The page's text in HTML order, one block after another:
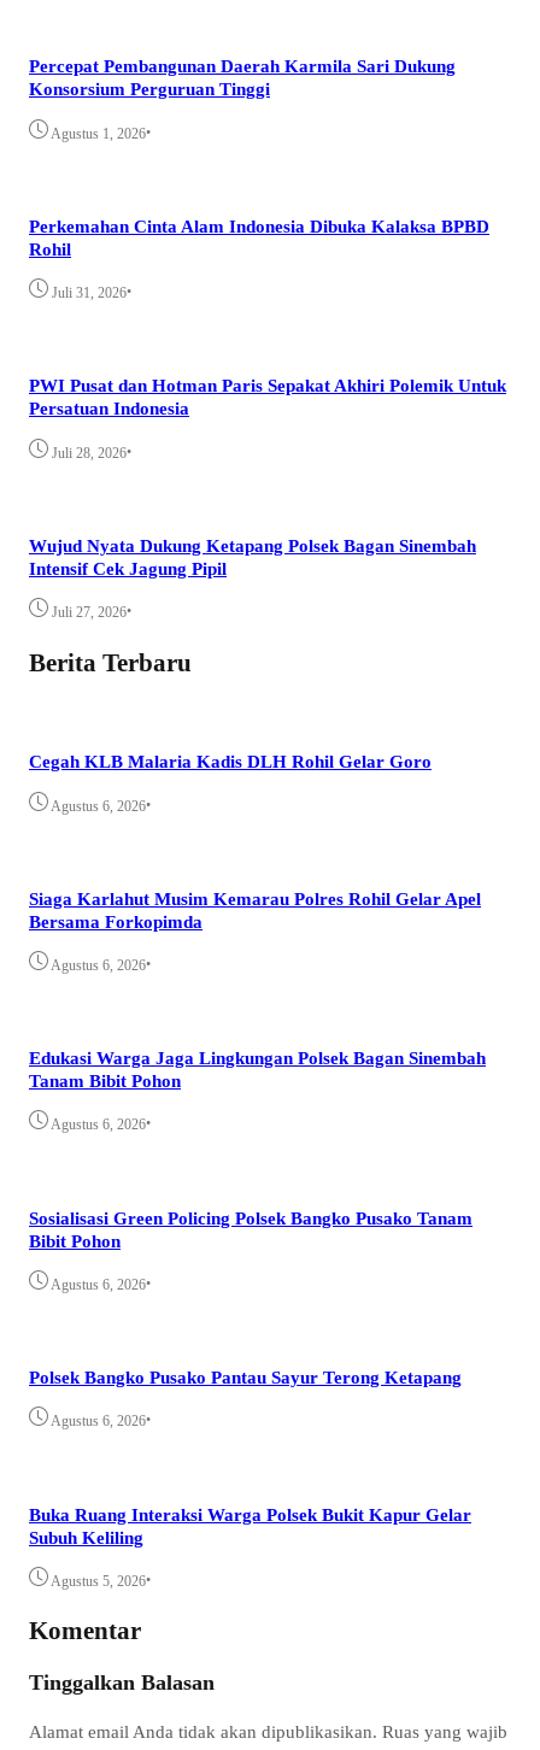
Percepat Pembangunan Daerah Karmila Sari Dukung
Konsorsium Perguruan Tinggi
Agustus 1, 2026•
Perkemahan Cinta Alam Indonesia Dibuka Kalaksa BPBD
Rohil
Juli 31, 2026•
PWI Pusat dan Hotman Paris Sepakat Akhiri Polemik Untuk
Persatuan Indonesia
Juli 28, 2026•
Wujud Nyata Dukung Ketapang Polsek Bagan Sinembah
Intensif Cek Jagung Pipil
Juli 27, 2026•
Berita Terbaru
Cegah KLB Malaria Kadis DLH Rohil Gelar Goro
Agustus 6, 2026•
Siaga Karlahut Musim Kemarau Polres Rohil Gelar Apel
Bersama Forkopimda
Agustus 6, 2026•
Edukasi Warga Jaga Lingkungan Polsek Bagan Sinembah
Tanam Bibit Pohon
Agustus 6, 2026•
Sosialisasi Green Policing Polsek Bangko Pusako Tanam
Bibit Pohon
Agustus 6, 2026•
Polsek Bangko Pusako Pantau Sayur Terong Ketapang
Agustus 6, 2026•
Buka Ruang Interaksi Warga Polsek Bukit Kapur Gelar
Subuh Keliling
Agustus 5, 2026•
Komentar
Tinggalkan Balasan
Alamat email Anda tidak akan dipublikasikan. Ruas yang wajib